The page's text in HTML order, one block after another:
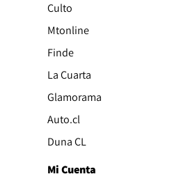
Culto
Mtonline
Finde
La Cuarta
Glamorama
Auto.clOpens in new window
Duna CLOpens in new window
Mi Cuenta